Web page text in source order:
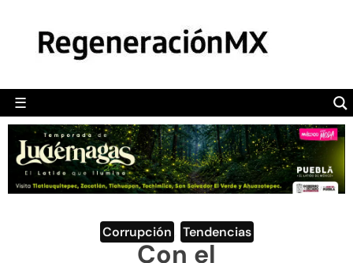
☰
POLÍTICA
CAMALEÓN
OPINIÓN
DEPORTES
ENGLISH SECTION
VIDEOS
Corrupción Tendencias
Con el